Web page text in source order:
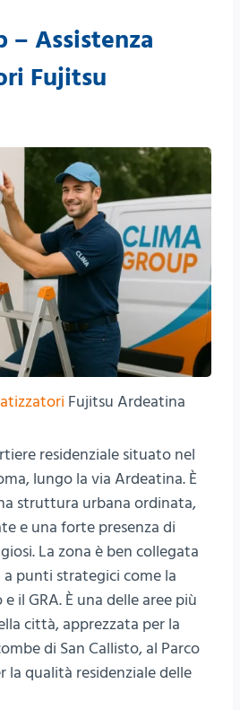
– Assistenza
Fujitsu
Fujitsu Ardeatina
residenziale situato nel
lungo la via Ardeatina. È
struttura urbana ordinata,
e una forte presenza di
La zona è ben collegata
punti strategici come la
il GRA. È una delle aree più
città, apprezzata per la
di San Callisto, al Parco
la qualità residenziale delle